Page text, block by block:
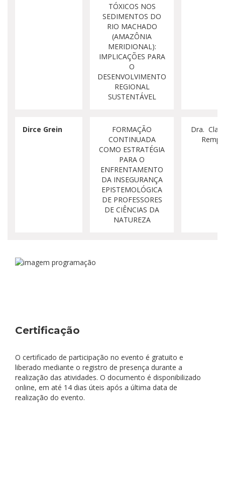
TÓXICOS NOS
SEDIMENTOS DO
RIO MACHADO
(AMAZÔNIA
MERIDIONAL):
IMPLICAÇÕES PARA
O
DESENVOLVIMENTO
REGIONAL
SUSTENTÁVEL
Dirce Grein
FORMAÇÃO
CONTINUADA
COMO ESTRATÉGIA
PARA O
ENFRENTAMENTO
DA INSEGURANÇA
EPISTEMOLÓGICA
DE PROFESSORES
DE CIÊNCIAS DA
NATUREZA
Dra.
Certificação
O certificado de participação no evento é gratuito e
liberado mediante o registro de presença durante a
realização das atividades. O documento é disponibilizado
online, em até 14 dias úteis após a última data de
realização do evento.